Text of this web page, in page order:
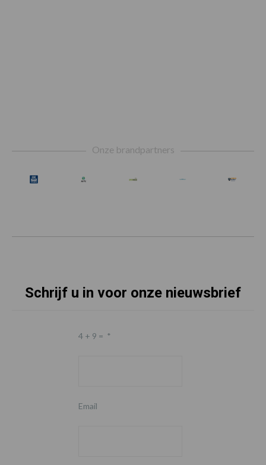
Onze brandpartners
Schrijf u in voor onze nieuwsbrief
4 + 9 = *
Email